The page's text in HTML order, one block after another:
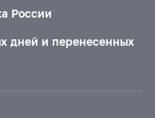
России
дней и перенесенных